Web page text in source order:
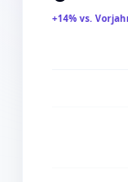
+14% vs.